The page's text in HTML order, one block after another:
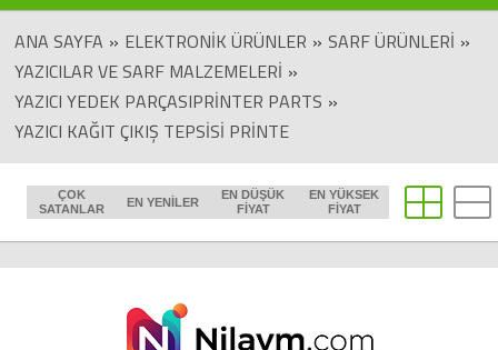
ANA SAYFA » ELEKTRONIK ÜRÜNLER » SARF ÜRÜNLERI »
YAZICILAR VE SARF MALZEMELERI »
YAZICI YEDEK PARÇASIPRINTER PARTS »
YAZICI KAĞIT ÇIKIŞ TEPSISI PRINTE
ÇOK
SATANLAR
EN YENILER
EN DÜŞÜK
FIYAT
EN YÜKSEK
FIYAT